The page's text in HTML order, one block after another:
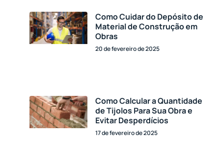
Como Cuidar do Depósito de
Material de Construção em
Obras
20 de fevereiro de 2025
Como Calcular a Quantidade
de Tijolos Para Sua Obra e
Evitar Desperdícios
17 de fevereiro de 2025